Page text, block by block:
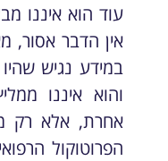
עוד הוא איננו
אין הדבר אסור,
במידע נגיש
והוא איננו
אחרת, אלא רק
הפרוטוקול